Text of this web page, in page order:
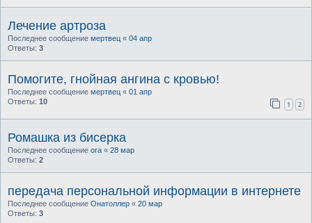
Лечение артроза
Последнее сообщение мертвец « 04 апр
Ответы: 3
Помогите, гнойная ангина с кровью!
Последнее сообщение мертвец « 01 апр
Ответы: 10 1 2
Ромашка из бисерка
Последнее сообщение ora « 28 мар
Ответы: 2
передача персональной информации в интернете
Последнее сообщение Онатоллер « 20 мар
Ответы: 3